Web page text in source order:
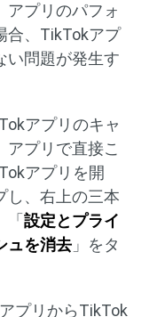
アプリのパフォ
合、TikTokアプ
い問題が発生す
アプリのキャ
アプリで直接こ
アプリを開
し、右上の三本
設定とプライ
ュを消去 」をタ
プリからTikTok